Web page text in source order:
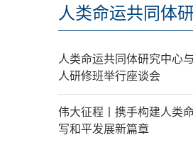
人类命运共同体
人类命运共同体研究中心
人研修班举行座谈会
伟大征程丨携手构建人类
写和平发展新篇章